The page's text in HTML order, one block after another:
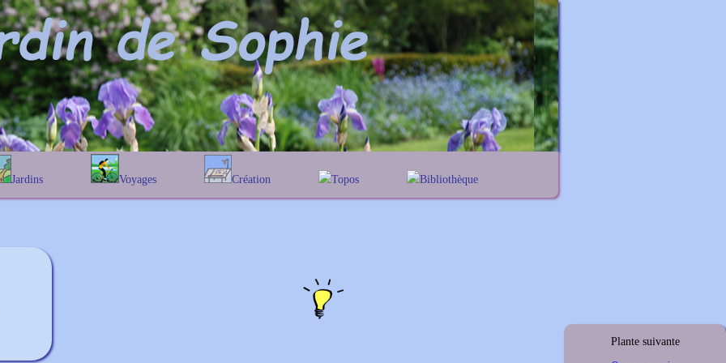
Jardins Voyages
En Belgique
Création
Prairies fleuries
Topos
Les chênes
Les Euonymus
Bibliothèque
Lexique noms propres
Plante suivante